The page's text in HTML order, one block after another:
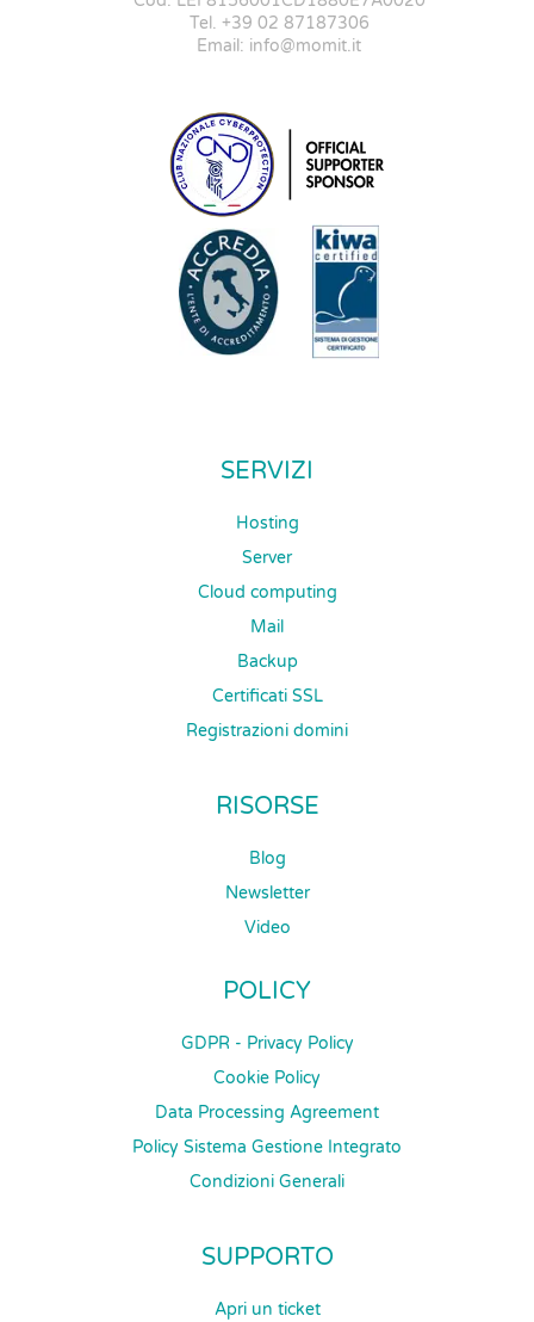
Tel. +39 02 87187306
Email: info@momit.it
SERVIZI
Hosting
Server
Cloud computing
Mail
Backup
Certificati SSL
Registrazioni domini
RISORSE
Blog
Newsletter
Video
POLICY
GDPR - Privacy Policy
Cookie Policy
Data Processing Agreement
Policy Sistema Gestione Integrato
Condizioni Generali
SUPPORTO
Apri un ticket